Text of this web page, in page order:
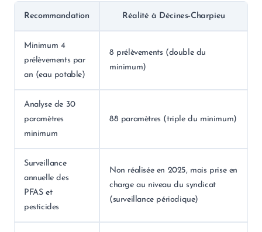
Recommandation Réalité à Décines‑Charpieu
Minimum 4
prélèvements par
an (eau potable)
8 prélèvements (double du
minimum)
Analyse de 30
paramètres
minimum
88 paramètres (triple du minimum)
Surveillance
annuelle des
PFAS et
pesticides
Non réalisée en 2025, mais prise en
charge au niveau du syndicat
(surveillance périodique)